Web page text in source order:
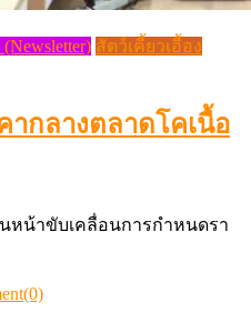
สัตว์เคี้ยวเอื้อง
ากลางตลาดโคเนื้อ
หน้าขับเคลื่อนการกำหนดรา